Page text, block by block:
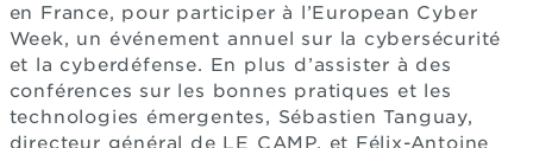
en France, pour participer à l’European Cyber
Week, un événement annuel sur la cybersécurité
et la cyberdéfense. En plus d’assister à des
conférences sur les bonnes pratiques et les
technologies émergentes, Sébastien Tanguay,
directeur général de LE CAMP, et Félix-Antoine